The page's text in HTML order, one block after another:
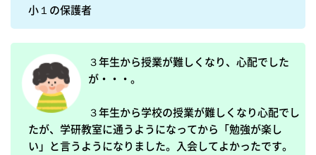
３年生から授業が難しくなり、心配でした
が・・・。
３年生から学校の授業が難しくなり心配でし
たが、学研教室に通うようになってから「勉強が楽し
い」と言うようになりました。入会してよかったです。